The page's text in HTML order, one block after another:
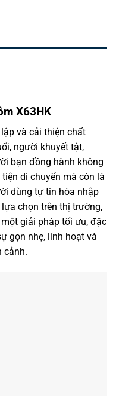
X63HK
và cải thiện chất
người khuyết tật,
bạn đồng hành không
di chuyển mà còn là
dùng tự tin hòa nhập
chọn trên thị trường,
giải pháp tối ưu, đặc
gọn nhẹ, linh hoạt và
cảnh.